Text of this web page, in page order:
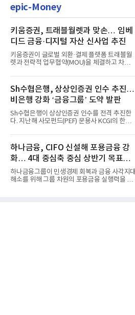
epic-Money
키움증권, 트래블월렛과 맞손… 임베
디드 금융·디지털 자산 신사업 추진
키움증권이 글로벌 외환·결제 플랫폼 트래블월
렛과 전략적 업무협약(MOU)을 체결하고 차세
Sh수협은행, 상상인증권 인수 추진…
비은행 강화 ‘금융그룹’ 도약 발판
Sh수협은행이 상상인증권 인수를 전격 추진한
다. 지난해 사모펀드(PEF) 운용사 KCGI의 한양
하나금융, CIFO 신설해 포용금융 강
화… 4대 중심축 중심 상반기 목표
60% 달성
하나금융그룹이 민생경제 회복과 금융 사각지대
해소를 위해 그룹 차원의 포용금융 실행력을 대